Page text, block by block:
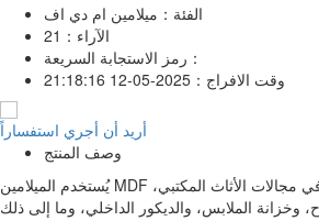
الفئة： ميلامين ام دي اف
الآراء： 21
رمز الاستجابة السريعة：
وقت الافراج： 2025-05-12 21:18:16
أريد أن أجري استفساراً
وصف المنتج
يُستخدم الميلامين MDF أيضًا على نطاق واسع في مجالات الأثاث المكتبي،